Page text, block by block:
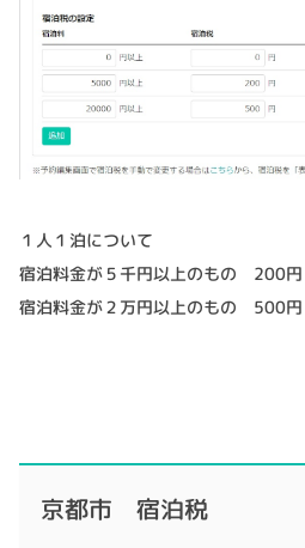
１人１泊について
宿泊料金が５千円以上のもの 200円
宿泊料金が２万円以上のもの 500円
京都市 宿泊税